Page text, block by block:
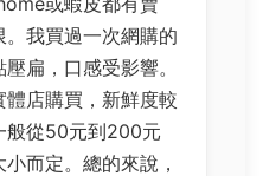
我買過一次網購的
扁，口感受影響。
店購買，新鮮度較
般從50元到200元
而定。總的來說，